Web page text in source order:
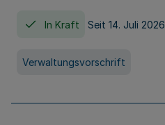
In Kraft Seit 14. Juli 2026
Verwaltungsvorschrift